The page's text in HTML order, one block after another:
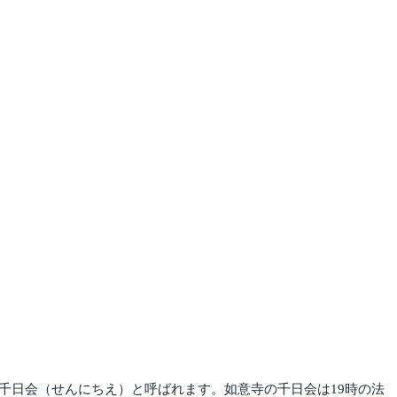
日会（せんにちえ）と呼ばれます。如意寺の千日会は19時の法